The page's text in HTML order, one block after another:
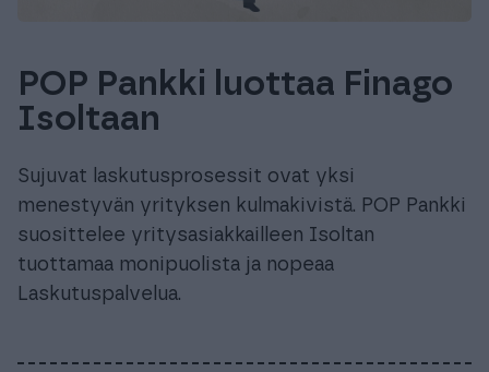
POP Pankki luottaa Finago
Isoltaan
Sujuvat laskutusprosessit ovat yksi
menestyvän yrityksen kulmakivistä. POP Pankki
suosittelee yritysasiakkailleen Isoltan
tuottamaa monipuolista ja nopeaa
Laskutuspalvelua.